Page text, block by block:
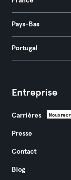
Pays-Bas
Portugal
Entreprise
Carrières Nous
Presse
Contact
Blog